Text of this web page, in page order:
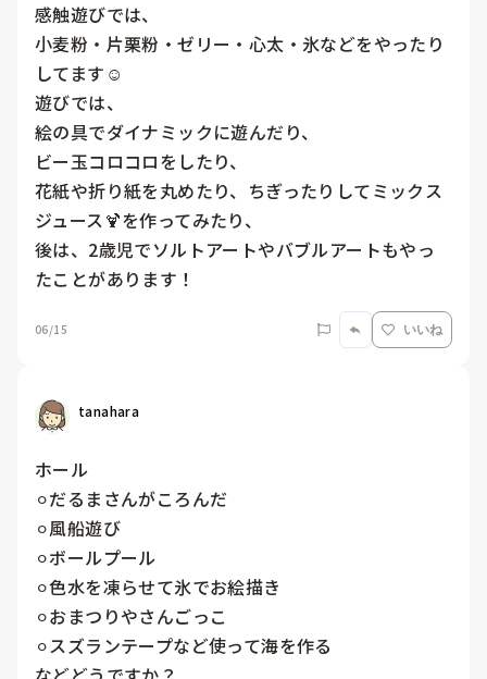
感触遊びでは、
小麦粉・片栗粉・ゼリー・心太・氷などをやったり
してます☺️
遊びでは、
絵の具でダイナミックに遊んだり、
ビー玉コロコロをしたり、
花紙や折り紙を丸めたり、ちぎったりしてミックス
ジュース🍹を作ってみたり、
後は、2歳児でソルトアートやバブルアートもやっ
たことがあります！
06/15 いいね
tanahara
ホール
⚪︎だるまさんがころんだ
⚪︎風船遊び
⚪︎ボールプール
⚪︎色水を凍らせて氷でお絵描き
⚪︎おまつりやさんごっこ
⚪︎スズランテープなど使って海を作る